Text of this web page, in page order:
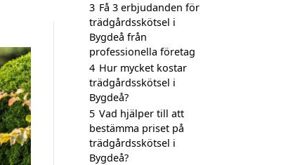
3 Få 3 erbjudanden för
trädgårdsskötsel i
Bygdeå från
professionella företag
4 Hur mycket kostar
trädgårdsskötsel i
Bygdeå?
5 Vad hjälper till att
bestämma priset på
trädgårdsskötsel i
Bygdeå?